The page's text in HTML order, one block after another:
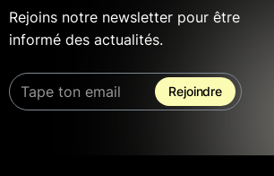
Rejoins notre newsletter pour être
informé des actualités.